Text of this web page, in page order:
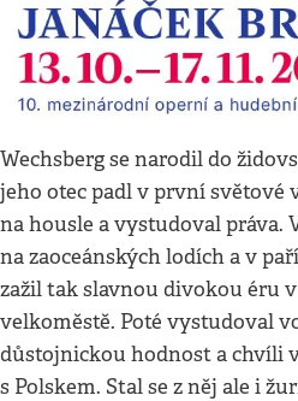
Wechsberg se narodil do
jeho otec padl v první světové
na housle a vystudoval práva.
na zaoceánských lodích a v
zažil tak slavnou divokou éru
velkoměstě. Poté vystudoval
důstojnickou hodnost a chvíli
s Polskem. Stal se z něj ale i